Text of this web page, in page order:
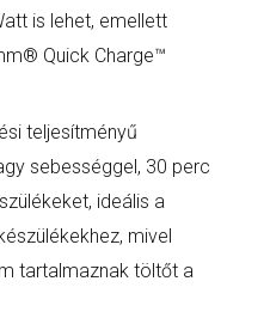
is lehet, emellett
Quick Charge™
teljesítményű
sebességgel, 30 perc
ideális a
mivel
tartalmaznak töltőt a